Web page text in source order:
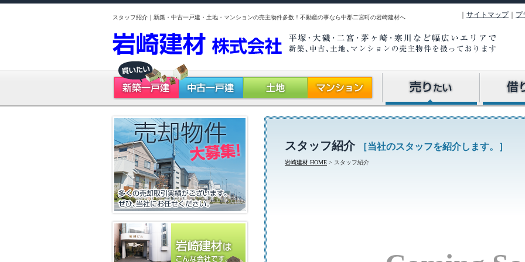
スタッフ紹介｜新築・中古一戸建・土地・マンションの売主物件多数！不動産の事なら中郡二宮町の岩崎建材へ サイトマップ｜ プ
スタッフ紹介 ［当社のスタッフを紹介します。］
岩崎建材 HOME > スタッフ紹介